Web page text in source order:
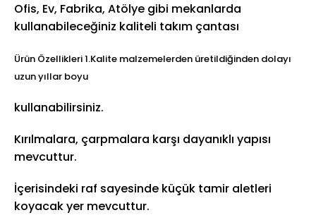
Ofis, Ev, Fabrika, Atölye gibi mekanlarda
kullanabileceğiniz kaliteli takım çantası
Ürün Özellikleri 1.Kalite malzemelerden üretildiğinden dolayı
uzun yıllar boyu
kullanabilirsiniz.
Kırılmalara, çarpmalara karşı dayanıklı yapısı
mevcuttur.
İçerisindeki raf sayesinde küçük tamir aletleri
koyacak yer mevcuttur.